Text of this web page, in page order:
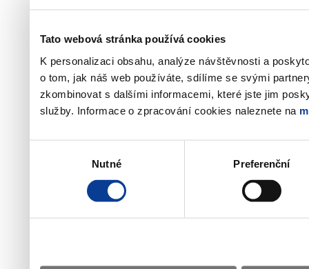
Tato webová stránka používá cookies
K personalizaci obsahu, analýze návštěvnosti a
o tom, jak náš web používáte, sdílíme se svými
zkombinovat s dalšími informacemi, které jste jim
služby. Informace o zpracování cookies naleznete na
Nutné Preferenční